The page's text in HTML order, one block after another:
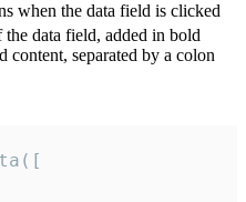
when the data field is clicked
data field, added in bold
content, separated by a colon